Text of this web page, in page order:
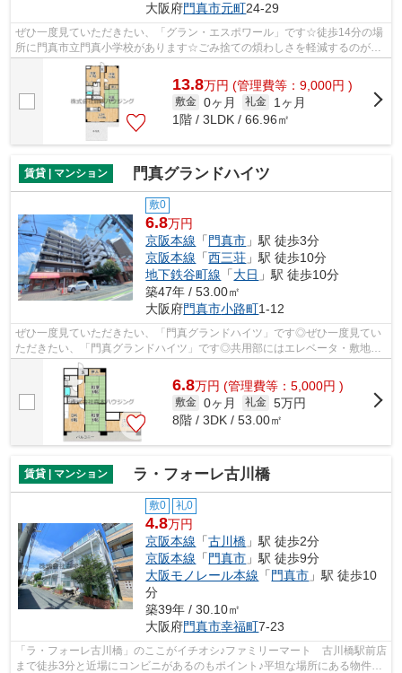
大阪府門真市元町24-29
ぜひ一度見ていただきたい、「グラン・エスポワール」です☆徒歩14分の場
所に門真市立門真小学校があります☆ごみ捨ての煩わしさを軽減するのが、
敷地内ごみ置き場です☆通風良好なマンシ...
13.8万円 (管理費等：9,000円 )
敷金 0ヶ月 礼金
1ヶ月
1階 / 3LDK / 66.96㎡
賃貸 | マンション 門真グランドハイツ
敷0
6.8万円
京阪本線 「 門真市 」駅 徒歩3分
京阪本線 「西三荘 」駅 徒歩10分
地下鉄谷町線 「大日 」駅 徒歩10分
築47年 / 53.00㎡
大阪府門真市小路町1-12
ぜひ一度見ていただきたい、「門真グランドハイツ」です◎ぜひ一度見てい
ただきたい、「門真グランドハイツ」です◎共用部にはエレベータ・敷地内
ごみ置き場などが備わっておりとても充...
6.8万円 (管理費等：5,000円 )
敷金 0ヶ月 礼金 5万円
8階 / 3DK / 53.00㎡
賃貸 | マンション ラ・フォーレ古川橋
敷0 礼0
4.8万円
京阪本線 「古川橋 」駅 徒歩2分
京阪本線 「 門真市 」駅 徒歩9分
大阪モノレール本線 「 門真市 」駅 徒歩10
分
築39年 / 30.10㎡
大阪府門真市幸福町7-23
「ラ・フォーレ古川橋」のここがイチオシ♪ファミリーマート 古川橋駅前店
まで徒歩3分と近場にコンビニがあるのもポイント♪平坦な場所にある物件な